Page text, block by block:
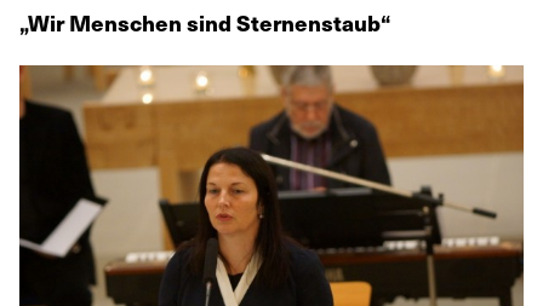
„Wir Menschen sind Sternenstaub“